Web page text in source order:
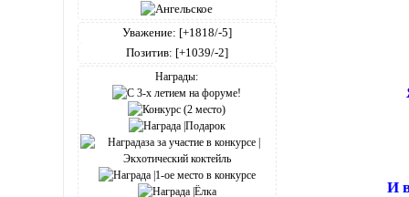
Уважение: [+1818/-5]
Позитив: [+1039/-2]
Награды:
И